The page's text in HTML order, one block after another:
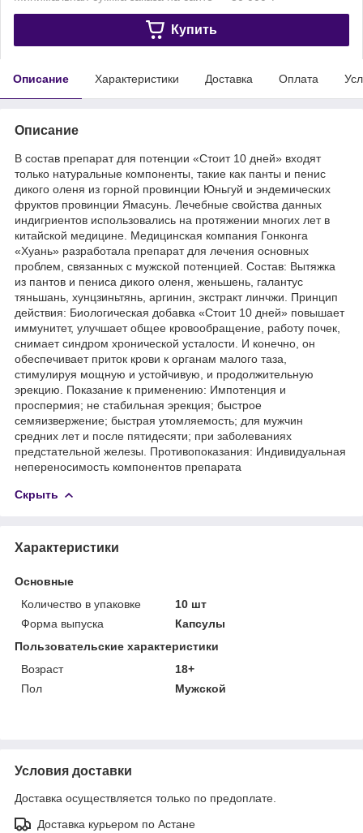
Купить
Описание Характеристики Доставка Оплата
Описание
В состав препарат для потенции «Стоит 10 дней» входят
только натуральные компоненты, такие как панты и пенис
дикого оленя из горной провинции Юньгуй и эндемических
фруктов провинции Ямасунь. Лечебные свойства данных
индигриентов использовались на протяжении многих лет в
китайской медицине. Медицинская компания Гонконга
«Хуань» разработала препарат для лечения основных
проблем, связанных с мужской потенцией. Состав: Вытяжка
из пантов и пениса дикого оленя, женьшень, галантус
тяньшань, хунцзиньтянь, аргинин, экстракт линчжи. Принцип
действия: Биологическая добавка «Стоит 10 дней» повышает
иммунитет, улучшает общее кровообращение, работу почек,
снимает синдром хронической усталости. И конечно, он
обеспечивает приток крови к органам малого таза,
стимулируя мощную и устойчивую, и продолжительную
эрекцию. Показание к применению: Импотенция и
проспермия; не стабильная эрекция; быстрое
семяизвержение; быстрая утомляемость; для мужчин
средних лет и после пятидесяти; при заболеваниях
предстательной железы. Противопоказания: Индивидуальная
непереносимость компонентов препарата
Скрыть
Характеристики
Основные
Количество в упаковке
10 шт
Форма выпуска
Капсулы
Пользовательские характеристики
Возраст
18+
Пол
Мужской
Условия доставки
Доставка осуществляется только по предоплате.
Доставка курьером по Астане